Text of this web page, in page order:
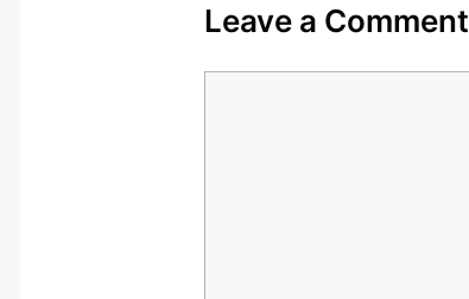
Leave a Comment